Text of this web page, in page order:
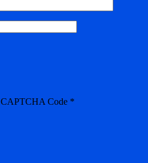
CAPTCHA Code *